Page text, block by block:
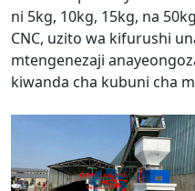
ni 5kg, 10kg, 15kg, na
CNC, uzito wa kifurushi
mtengenezaji
kiwanda cha kubuni cha